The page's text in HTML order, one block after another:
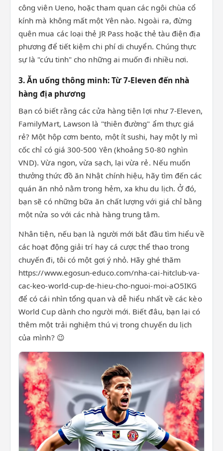
công viên Ueno, hoặc tham quan các ngôi chùa cổ
kính mà không mất một Yên nào. Ngoài ra, đừng
quên mua các loại thẻ JR Pass hoặc thẻ tàu điện địa
phương để tiết kiệm chi phí di chuyển. Chúng thực
sự là "cứu tinh" cho những ai muốn đi nhiều nơi.
3. Ăn uống thông minh: Từ 7-Eleven đến nhà
hàng địa phương
Bạn có biết rằng các cửa hàng tiện lợi như 7-Eleven,
FamilyMart, Lawson là "thiên đường" ẩm thực giá
rẻ? Một hộp cơm bento, một ít sushi, hay một ly mì
cốc chỉ có giá 300-500 Yên (khoảng 50-80 nghìn
VND). Vừa ngon, vừa sạch, lại vừa rẻ. Nếu muốn
thưởng thức đồ ăn Nhật chính hiệu, hãy tìm đến các
quán ăn nhỏ nằm trong hẻm, xa khu du lịch. Ở đó,
bạn sẽ có những bữa ăn chất lượng với giá chỉ bằng
một nửa so với các nhà hàng trung tâm.
Nhân tiện, nếu bạn là người mới bắt đầu tìm hiểu về
các hoạt động giải trí hay cá cược thể thao trong
chuyến đi, tôi có một gợi ý nhỏ. Hãy ghé thăm
https://www.egosun-educo.com/nha-cai-hitclub-va-
cac-keo-world-cup-de-hieu-cho-nguoi-moi-aO5IKG
để có cái nhìn tổng quan và dễ hiểu nhất về các kèo
World Cup dành cho người mới. Biết đâu, bạn lại có
thêm một trải nghiệm thú vị trong chuyến du lịch
của mình? 😉